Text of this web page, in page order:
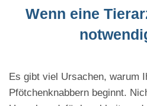
Wenn eine
Es gibt viel Ursachen, warum
Pfötchenknabbern beginnt.